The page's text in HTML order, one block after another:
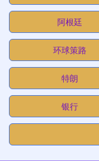
阿根廷
环球策路
特朗
银行